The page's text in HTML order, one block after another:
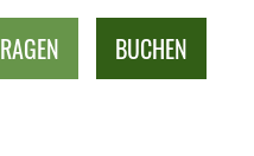
BUCHEN